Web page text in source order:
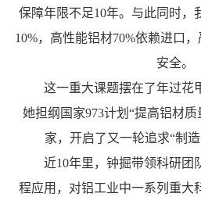
保障年限不足10年。与此同时，
10%，高性能铝材70%依赖进口
安全。
这一重大课题摆在了年过花
她担纲国家973计划“提高铝材
家，开启了又一轮追求“制造
近10年里，钟掘带领科研团
程应用，对铝工业中一系列重大